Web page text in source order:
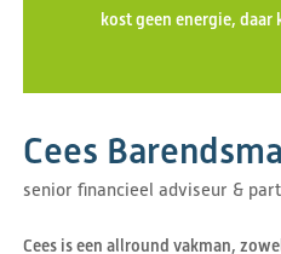
kost geen energie, daar
Cees Barendsma
senior financieel adviseur &
Cees is een allround vakman,